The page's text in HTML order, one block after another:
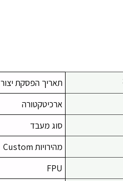
תאריך הפסקת יצור
ארכיטקטורה
סוג מעבד
מהירויות Custom
FPU